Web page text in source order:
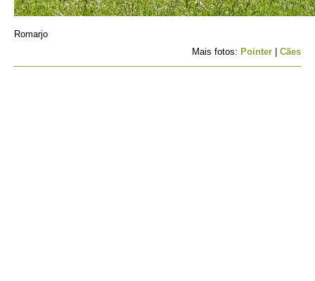
Romarjo
Mais fotos: Pointer Cães